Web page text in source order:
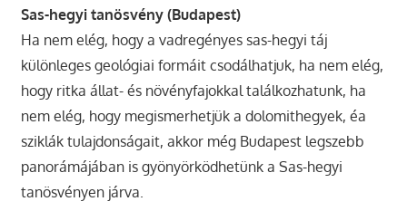
Sas-hegyi tanösvény (Budapest)
Ha nem elég, hogy a vadregényes sas-hegyi táj
különleges geológiai formáit csodálhatjuk, ha nem elég,
hogy ritka állat- és növényfajokkal találkozhatunk, ha
nem elég, hogy megismerhetjük a dolomithegyek, éa
sziklák tulajdonságait, akkor még Budapest legszebb
panorámájában is gyönyörködhetünk a Sas-hegyi
tanösvényen járva.